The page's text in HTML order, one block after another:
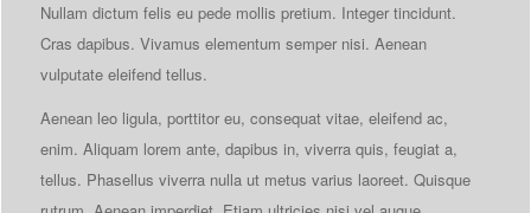
Nullam dictum felis eu pede mollis pretium. Integer tincidunt.
Cras dapibus. Vivamus elementum semper nisi. Aenean
vulputate eleifend tellus.
Aenean leo ligula, porttitor eu, consequat vitae, eleifend ac,
enim. Aliquam lorem ante, dapibus in, viverra quis, feugiat a,
tellus. Phasellus viverra nulla ut metus varius laoreet. Quisque